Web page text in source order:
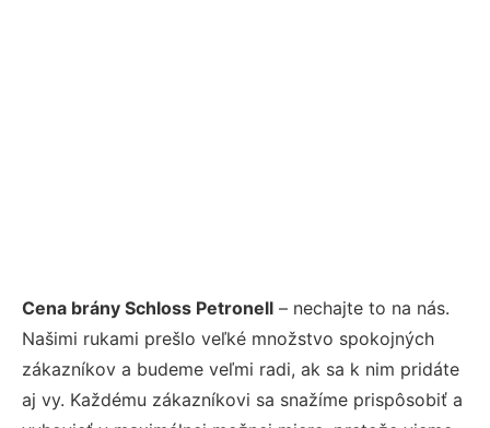
Cena brány Schloss Petronell – nechajte to na nás.
Našimi rukami prešlo veľké množstvo spokojných
zákazníkov a budeme veľmi radi, ak sa k nim pridáte
aj vy. Každému zákazníkovi sa snažíme prispôsobiť a